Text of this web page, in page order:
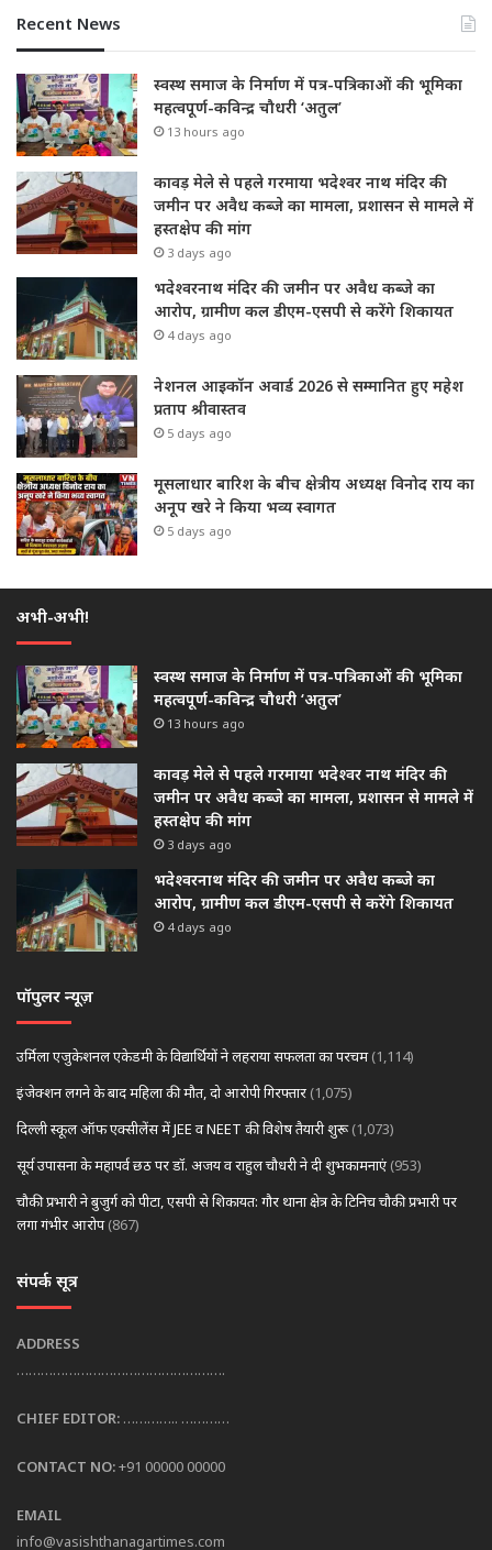
Recent News
स्वस्थ समाज के निर्माण में पत्र-पत्रिकाओं की भूमिका
महत्वपूर्ण-कविन्द्र चौधरी ‘अतुल’
13 hours ago
कावड़ मेले से पहले गरमाया भदेश्वर नाथ मंदिर की
जमीन पर अवैध कब्जे का मामला, प्रशासन से मामले में
हस्तक्षेप की मांग
3 days ago
भदेश्वरनाथ मंदिर की जमीन पर अवैध कब्जे का
आरोप, ग्रामीण कल डीएम-एसपी से करेंगे शिकायत
4 days ago
नेशनल आइकॉन अवार्ड 2026 से सम्मानित हुए महेश
प्रताप श्रीवास्तव
5 days ago
मूसलाधार बारिश के बीच क्षेत्रीय अध्यक्ष विनोद राय का
अनूप खरे ने किया भव्य स्वागत
5 days ago
अभी-अभी!
स्वस्थ समाज के निर्माण में पत्र-पत्रिकाओं की भूमिका
महत्वपूर्ण-कविन्द्र चौधरी ‘अतुल’
13 hours ago
कावड़ मेले से पहले गरमाया भदेश्वर नाथ मंदिर की
जमीन पर अवैध कब्जे का मामला, प्रशासन से मामले में
हस्तक्षेप की मांग
3 days ago
भदेश्वरनाथ मंदिर की जमीन पर अवैध कब्जे का
आरोप, ग्रामीण कल डीएम-एसपी से करेंगे शिकायत
4 days ago
पॉपुलर न्यूज़
उर्मिला एजुकेशनल एकेडमी के विद्यार्थियों ने लहराया सफलता का परचम (1,114)
इंजेक्शन लगने के बाद महिला की मौत, दो आरोपी गिरफ्तार (1,075)
दिल्ली स्कूल ऑफ एक्सीलेंस में JEE व NEET की विशेष तैयारी शुरू (1,073)
सूर्य उपासना के महापर्व छठ पर डॉ. अजय व राहुल चौधरी ने दी शुभकामनाएं (953)
चौकी प्रभारी ने बुजुर्ग को पीटा, एसपी से शिकायत: गौर थाना क्षेत्र के टिनिच चौकी प्रभारी पर
लगा गंभीर आरोप (867)
संपर्क सूत्र
ADDRESS
…………………………………………….
CHIEF EDITOR: ………….. …………
CONTACT NO:+91 00000 00000
EMAIL
info@vasishthanagartimes.com